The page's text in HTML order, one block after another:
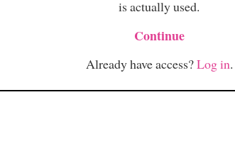
is actually used.
Continue
Already have access?Log in.